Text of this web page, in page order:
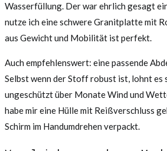
Wasserfüllung. Der war ehrlich gesagt
nutze ich eine schwere Granitplatte mit
aus Gewicht und Mobilität ist perfekt.
Auch empfehlenswert: eine passende
Selbst wenn der Stoff robust ist, lohnt es
ungeschützt über Monate Wind und
habe mir eine Hülle mit Reißverschluss
Schirm im Handumdrehen verpackt.